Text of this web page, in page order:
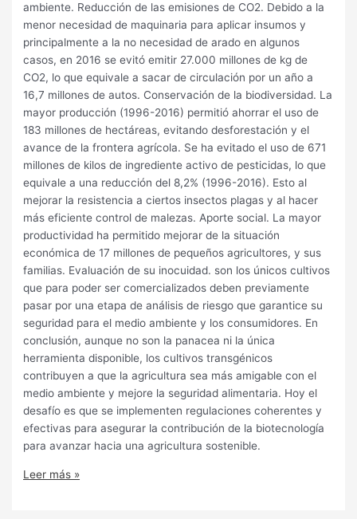
ambiente. Reducción de las emisiones de CO2. Debido a la
menor necesidad de maquinaria para aplicar insumos y
principalmente a la no necesidad de arado en algunos
casos, en 2016 se evitó emitir 27.000 millones de kg de
CO2, lo que equivale a sacar de circulación por un año a
16,7 millones de autos. Conservación de la biodiversidad. La
mayor producción (1996-2016) permitió ahorrar el uso de
183 millones de hectáreas, evitando desforestación y el
avance de la frontera agrícola. Se ha evitado el uso de 671
millones de kilos de ingrediente activo de pesticidas, lo que
equivale a una reducción del 8,2% (1996-2016). Esto al
mejorar la resistencia a ciertos insectos plagas y al hacer
más eficiente control de malezas. Aporte social. La mayor
productividad ha permitido mejorar de la situación
económica de 17 millones de pequeños agricultores, y sus
familias. Evaluación de su inocuidad. son los únicos cultivos
que para poder ser comercializados deben previamente
pasar por una etapa de análisis de riesgo que garantice su
seguridad para el medio ambiente y los consumidores. En
conclusión, aunque no son la panacea ni la única
herramienta disponible, los cultivos transgénicos
contribuyen a que la agricultura sea más amigable con el
medio ambiente y mejore la seguridad alimentaria. Hoy el
desafío es que se implementen regulaciones coherentes y
efectivas para asegurar la contribución de la biotecnología
para avanzar hacia una agricultura sostenible.
Leer más »